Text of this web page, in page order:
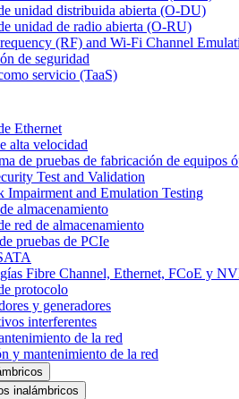
unidad distribuida abierta (O-DU)
unidad de radio abierta (O-RU)
(RF) and Wi-Fi Channel
de seguridad
servicio (TaaS)
Ethernet
alta velocidad
de pruebas de fabricación de equipos
Test and Validation
Impairment and Emulation Testing
almacenamiento
red de almacenamiento
pruebas de PCIe
Fibre Channel, Ethernet, FCoE y
protocolo
y generadores
interferentes
de la red
y mantenimiento de la red
inalámbricos